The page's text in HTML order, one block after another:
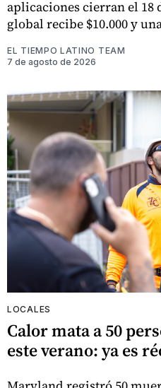
aplicaciones cierran el 18
global recibe $10.000 y
EL TIEMPO LATINO TEAM
7 de agosto de 2026
LOCALES
Calor mata a 50
este verano: ya es